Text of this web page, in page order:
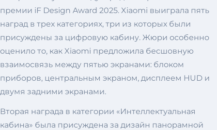
премии iF Design Award 2025. Xiaomi выиграла пять
наград в трех категориях, три из которых были
присуждены за цифровую кабину. Жюри особенно
оценило то, как Xiaomi предложила бесшовную
взаимосвязь между пятью экранами: блоком
приборов, центральным экраном, дисплеем HUD и
двумя задними экранами.
Вторая награда в категории «Интеллектуальная
кабина» была присуждена за дизайн панорамной